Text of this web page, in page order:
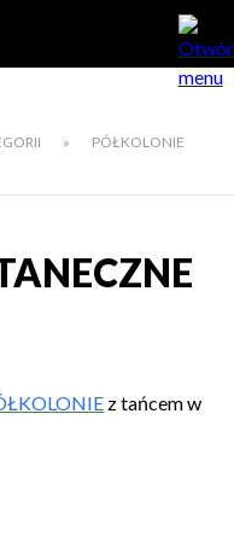
»
PÓŁKOLONIE
z tańcem w